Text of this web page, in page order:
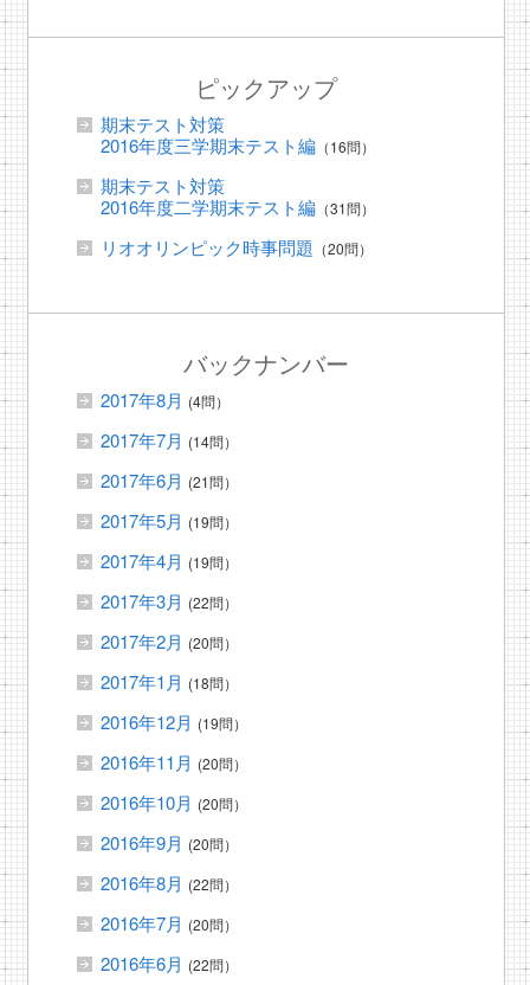
ピックアップ
期末テスト対策
2016年度三学期末テスト編（16問）
期末テスト対策
2016年度二学期末テスト編（31問）
リオオリンピック時事問題 （20問）
バックナンバー
2017年8月 (4問）
2017年7月 (14問）
2017年6月 (21問）
2017年5月 (19問）
2017年4月 (19問）
2017年3月 (22問）
2017年2月 (20問）
2017年1月 (18問）
2016年12月 (19問）
2016年11月 (20問）
2016年10月 (20問）
2016年9月 (20問）
2016年8月 (22問）
2016年7月 (20問）
2016年6月 (22問）